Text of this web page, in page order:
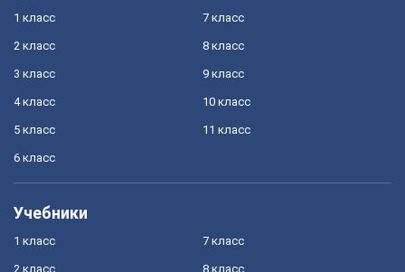
1 класс
2 класс
3 класс
4 класс
5 класс
6 класс
7 класс
8 класс
9 класс
10 класс
11 класс
Учебники
1 класс
2 класс
7 класс
8 класс